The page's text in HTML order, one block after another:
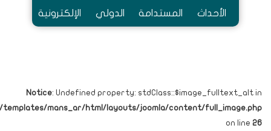
الأحداث المستدامة الدولي الإلكترونية
Notice: Undefined property: stdClass::$image_fulltext_alt in
mans_ar/html/layouts/joomla/content/full_image.php
on line 26